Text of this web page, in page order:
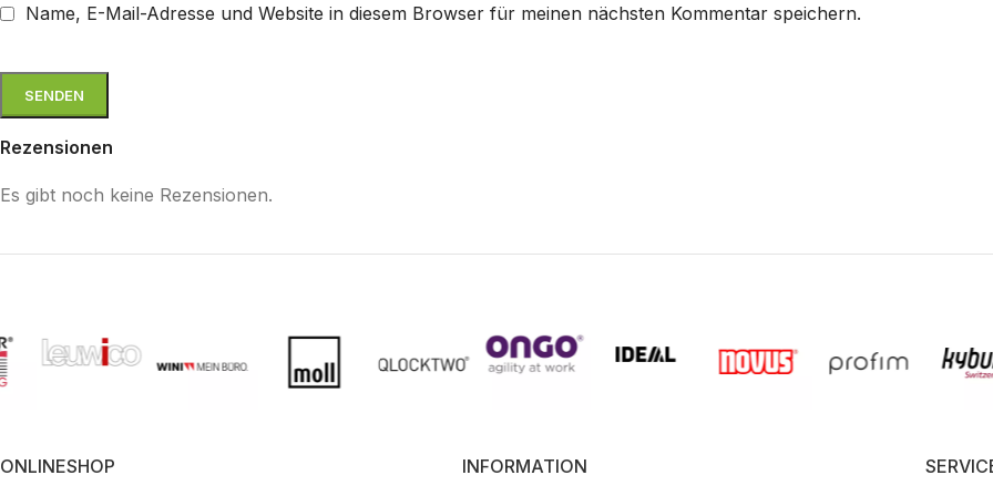
Rezensionen
Es gibt noch keine Rezensionen.
Name, E-Mail-Adresse und Website in diesem Browser für meinen nächsten Kommentar speichern.
ONLINESHOP INFORMATION